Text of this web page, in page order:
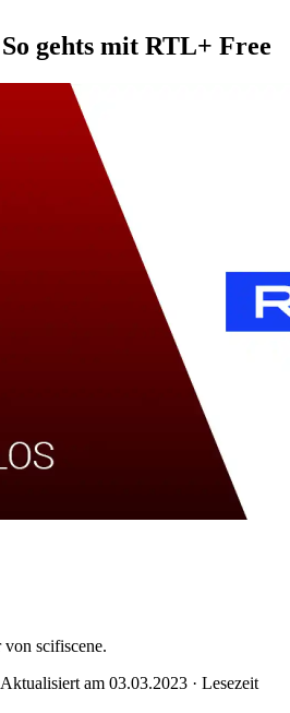
gehts mit RTL+ Free
scifiscene.
am 03.03.2023 · Lesezeit